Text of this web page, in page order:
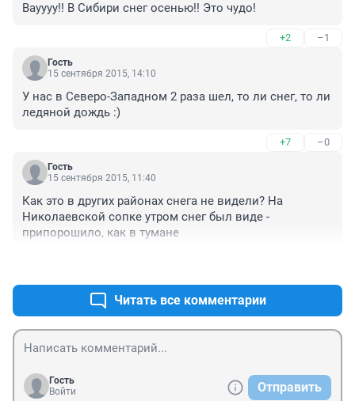
Вауууу!! В Сибири снег осенью!! Это чудо!
+2 –1
Гость
15 сентября 2015, 14:10
У нас в Северо-Западном 2 раза шел, то ли снег, то ли
ледяной дождь :)
+7 –0
Гость
15 сентября 2015, 11:40
Как это в других районах снега не видели? На
Николаевской сопке утром снег был виде -
припорошило, как в тумане
Читать все комментарии
Гость
Войти
Отправить